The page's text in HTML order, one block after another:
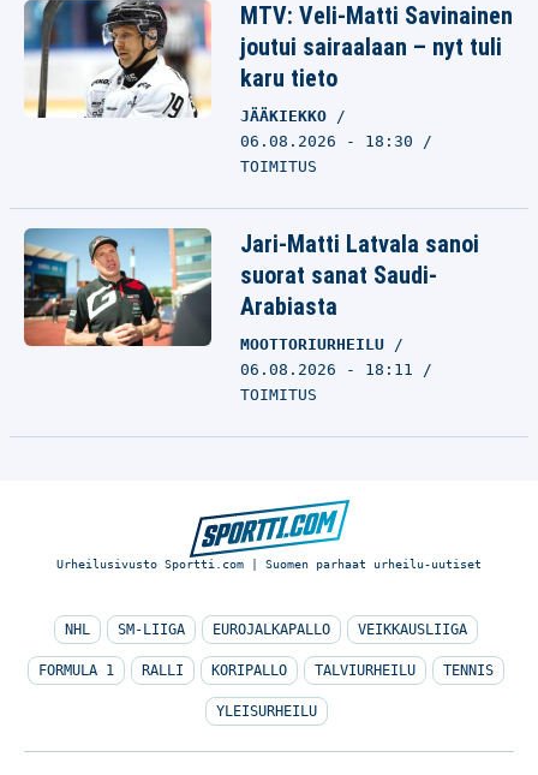
MTV: Veli-Matti Savinainen
joutui sairaalaan – nyt tuli
karu tieto
JÄÄKIEKKO
06.08.2026 - 18:30
TOIMITUS
Jari-Matti Latvala sanoi
suorat sanat Saudi-
Arabiasta
MOOTTORIURHEILU
06.08.2026 - 18:11
TOIMITUS
Urheilusivusto Sportti.com | Suomen parhaat urheilu-uutiset
NHL SM-LIIGA EUROJALKAPALLO VEIKKAUSLIIGA
FORMULA 1 RALLI KORIPALLO TALVIURHEILU TENNIS
YLEISURHEILU